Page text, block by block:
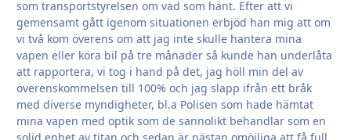
som transportstyrelsen om vad som hänt. Efter att vi
gemensamt gått igenom situationen erbjöd han mig att om
vi två kom överens om att jag inte skulle hantera mina
vapen eller köra bil på tre månader så kunde han underlåta
att rapportera, vi tog i hand på det, jag höll min del av
överenskommelsen till 100% och jag slapp ifrån ett bråk
med diverse myndigheter, bl.a Polisen som hade hämtat
mina vapen med optik som de sannolikt behandlar som en